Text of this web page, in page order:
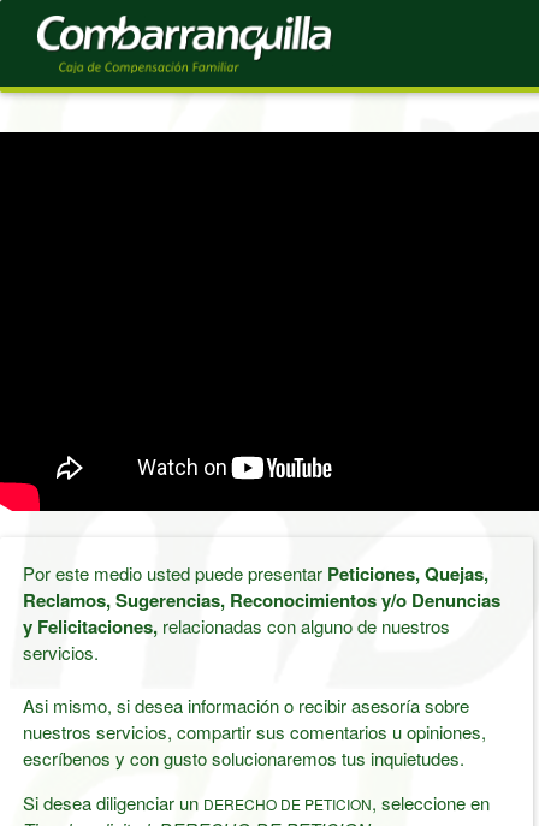
Por este medio usted puede presentar Peticiones, Quejas,
Reclamos, Sugerencias, Reconocimientos y/o Denuncias
y Felicitaciones, relacionadas con alguno de nuestros
servicios.
Asi mismo, si desea información o recibir asesoría sobre
nuestros servicios, compartir sus comentarios u opiniones,
escríbenos y con gusto solucionaremos tus inquietudes.
Si desea diligenciar un DERECHO DE PETICION, seleccione en